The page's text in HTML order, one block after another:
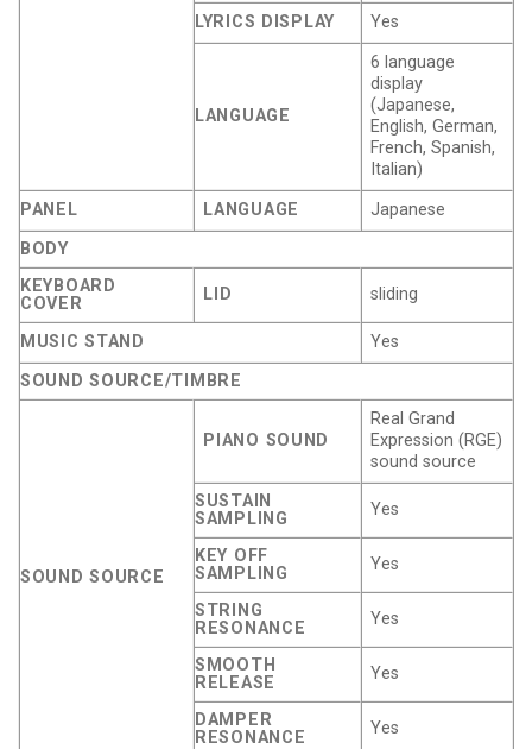
LYRICS DISPLAY
Yes
LANGUAGE
6 language
display
(Japanese,
English, German,
French, Spanish,
Italian)
PANEL
LANGUAGE
Japanese
BODY
KEYBOARD
COVER
LID sliding
MUSIC STAND
Yes
SOUND SOURCE/TIMBRE
SOUND SOURCE
PIANO SOUND
Real Grand
Expression (RGE)
sound source
SUSTAIN
SAMPLING
Yes
KEY OFF
SAMPLING
Yes
STRING
RESONANCE
Yes
SMOOTH
RELEASE
Yes
DAMPER
RESONANCE
Yes